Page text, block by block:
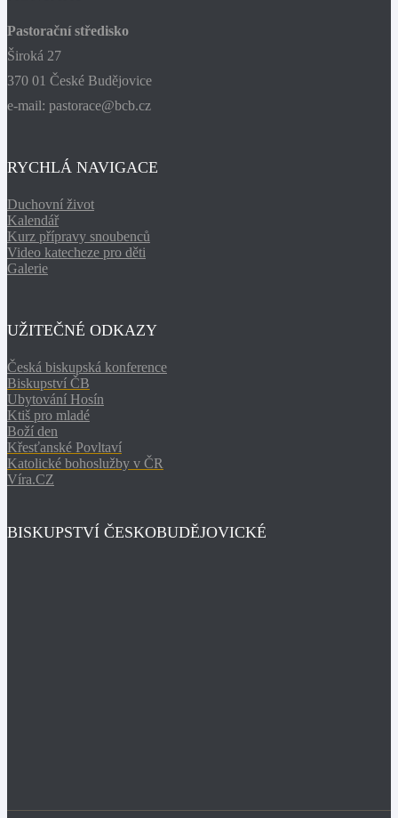
Pastorační středisko
Široká 27
370 01 České Budějovice
e-mail: pastorace@bcb.cz
RYCHLÁ NAVIGACE
Duchovní život
Kalendář
Kurz přípravy snoubenců
Video katecheze pro děti
Galerie
UŽITEČNÉ ODKAZY
Česká biskupská konference
Biskupství ČB
Ubytování Hosín
Ktiš pro mladé
Boží den
Křesťanské Povltaví
Katolické bohoslužby v ČR
Víra.CZ
BISKUPSTVÍ ČESKOBUDĚJOVICKÉ